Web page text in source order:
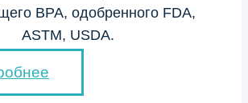
BPA, одобренного FDA,
ASTM, USDA.